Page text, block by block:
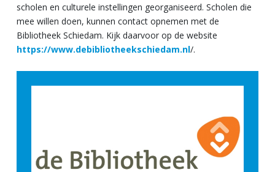
scholen en culturele instellingen georganiseerd. Scholen die
mee willen doen, kunnen contact opnemen met de
Bibliotheek Schiedam. Kijk daarvoor op de website
https://www.debibliotheekschiedam.nl/.